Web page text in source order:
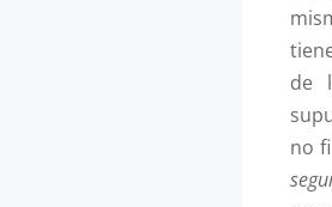
de
no